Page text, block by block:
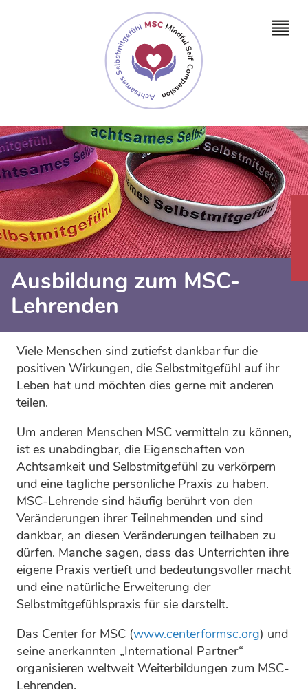
Ausbildung zum MSC-
Lehrenden
Viele Menschen sind zutiefst dankbar für die
positiven Wirkungen, die Selbstmitgefühl auf ihr
Leben hat und möchten dies gerne mit anderen
teilen.
Um anderen Menschen MSC vermitteln zu können,
ist es unabdingbar, die Eigenschaften von
Achtsamkeit und Selbstmitgefühl zu verkörpern
und eine tägliche persönliche Praxis zu haben.
MSC-Lehrende sind häufig berührt von den
Veränderungen ihrer Teilnehmenden und sind
dankbar, an diesen Veränderungen teilhaben zu
dürfen. Manche sagen, dass das Unterrichten ihre
eigene Praxis vertieft und bedeutungsvoller macht
und eine natürliche Erweiterung der
Selbstmitgefühlspraxis für sie darstellt.
Das Center for MSC (www.centerformsc.org) und
seine anerkannten „International Partner“
organisieren weltweit Weiterbildungen zum MSC-
Lehrenden.